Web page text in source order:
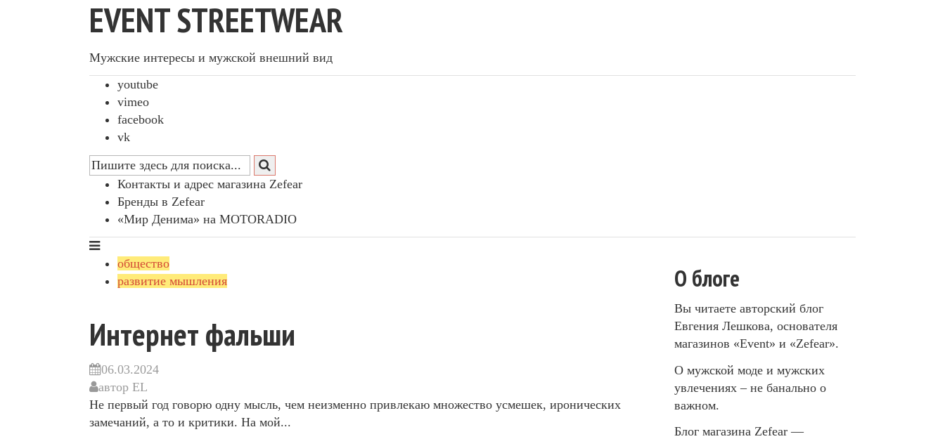
EVENT STREETWEAR
Мужские интересы и мужской внешний вид
youtube
vimeo
facebook
vk
Контакты и адрес магазина Zefear
Бренды в Zefear
«Мир Денима» на MOTORADIO
общество
развитие мышления
Интернет фальши
06.03.2024
автор EL
Не первый год говорю одну мысль, чем неизменно привлекаю множество усмешек, иронических
замечаний, а то и критики. На мой...
О блоге
Вы читаете авторский блог
Евгения Лешкова, основателя
магазинов «Event» и «Zefear».
О мужской моде и мужских
увлечениях – не банально о
важном.
Блог магазина Zefear —